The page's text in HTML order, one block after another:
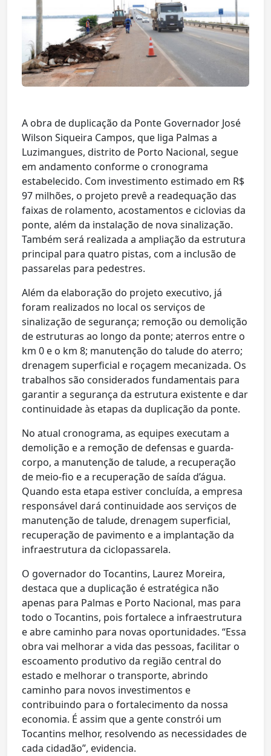
A obra de duplicação da Ponte Governador José
Wilson Siqueira Campos, que liga Palmas a
Luzimangues, distrito de Porto Nacional, segue
em andamento conforme o cronograma
estabelecido. Com investimento estimado em R$
97 milhões, o projeto prevê a readequação das
faixas de rolamento, acostamentos e ciclovias da
ponte, além da instalação de nova sinalização.
Também será realizada a ampliação da estrutura
principal para quatro pistas, com a inclusão de
passarelas para pedestres.
Além da elaboração do projeto executivo, já
foram realizados no local os serviços de
sinalização de segurança; remoção ou demolição
de estruturas ao longo da ponte; aterros entre o
km 0 e o km 8; manutenção do talude do aterro;
drenagem superficial e roçagem mecanizada. Os
trabalhos são considerados fundamentais para
garantir a segurança da estrutura existente e dar
continuidade às etapas da duplicação da ponte.
No atual cronograma, as equipes executam a
demolição e a remoção de defensas e guarda-
corpo, a manutenção de talude, a recuperação
de meio-fio e a recuperação de saída d’água.
Quando esta etapa estiver concluída, a empresa
responsável dará continuidade aos serviços de
manutenção de talude, drenagem superficial,
recuperação de pavimento e a implantação da
infraestrutura da ciclopassarela.
O governador do Tocantins, Laurez Moreira,
destaca que a duplicação é estratégica não
apenas para Palmas e Porto Nacional, mas para
todo o Tocantins, pois fortalece a infraestrutura
e abre caminho para novas oportunidades. “Essa
obra vai melhorar a vida das pessoas, facilitar o
escoamento produtivo da região central do
estado e melhorar o transporte, abrindo
caminho para novos investimentos e
contribuindo para o fortalecimento da nossa
economia. É assim que a gente constrói um
Tocantins melhor, resolvendo as necessidades de
cada cidadão”, evidencia.